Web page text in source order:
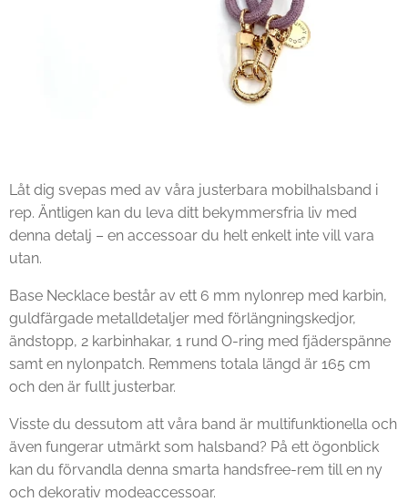
Låt dig svepas med av våra justerbara mobilhalsband i
rep. Äntligen kan du leva ditt bekymmersfria liv med
denna detalj – en accessoar du helt enkelt inte vill vara
utan.
Base Necklace består av ett 6 mm nylonrep med karbin,
guldfärgade metalldetaljer med förlängningskedjor,
ändstopp, 2 karbinhakar, 1 rund O-ring med fjäderspänne
samt en nylonpatch. Remmens totala längd är 165 cm
och den är fullt justerbar.
Visste du dessutom att våra band är multifunktionella och
även fungerar utmärkt som halsband? På ett ögonblick
kan du förvandla denna smarta handsfree-rem till en ny
och dekorativ modeaccessoar.